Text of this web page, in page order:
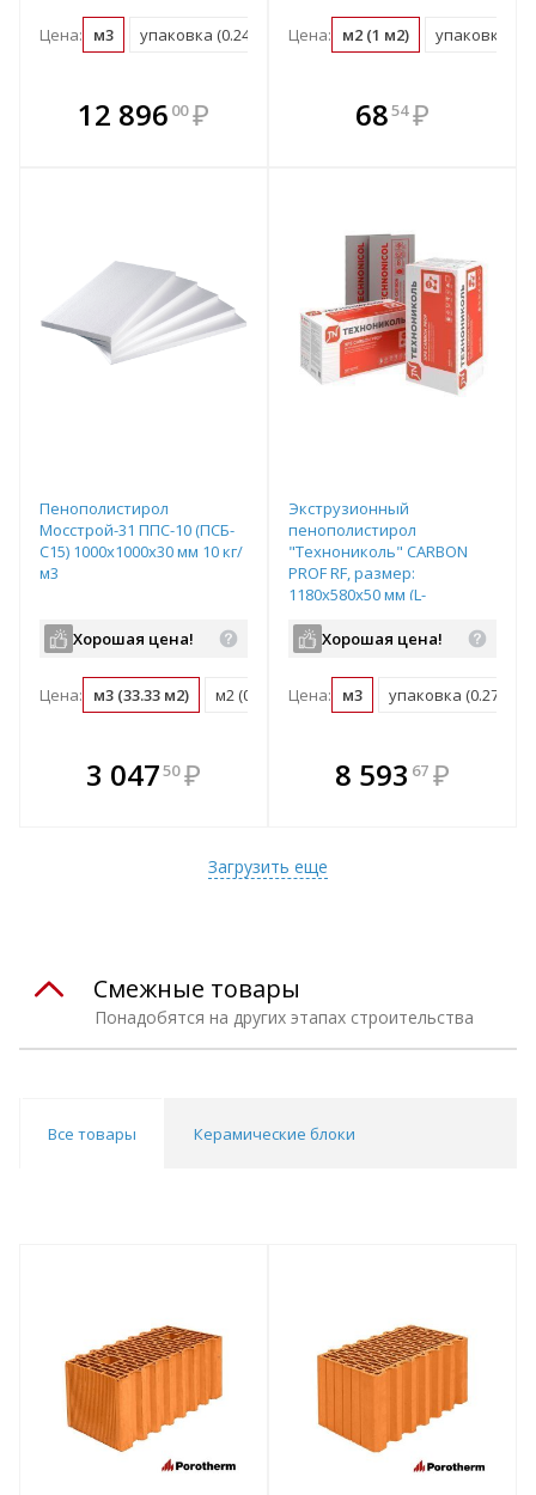
Цена: м3 упаковка (0.246 м3)
12 896 00 ₽
В комплекте
всегда выгоднее!
Цена: м2 (1 м2) упаковка
В комплекте
всегда выгоднее!
6854 ₽
Пенополистирол
Мосстрой-31 ППС-10 (ПСБ-
С15) 1000х1000х30 мм 10 кг/
м3
Хорошая цена!
Цена: м3 (33.33 м2) м2 (0.03 м3) упаковка (0.6 м3)
3 04750 ₽
В комплекте
всегда выгоднее!
Экструзионный
пенополистирол
"Технониколь" CARBON
PROF RF, размер:
1180х580х50 мм (L-
арт. 584893
Хорошая цена!
Цена: м3 упаковка (0.274 м3)
В комплекте
всегда выгоднее!
8 593 67 ₽
Загрузить еще
Понадобятся на других этапах строительства
Смежные товары
Все товары Керамические блоки